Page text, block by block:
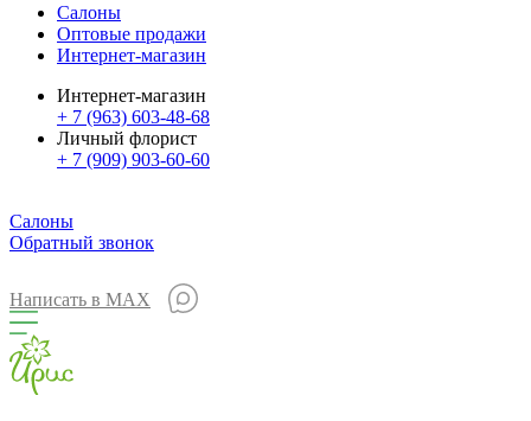
Салоны
Оптовые продажи
Интернет-магазин
Интернет-магазин
+ 7 (963) 603-48-68
Личный флорист
+ 7 (909) 903-60-60
Салоны
Обратный звонок
Написать в MAX